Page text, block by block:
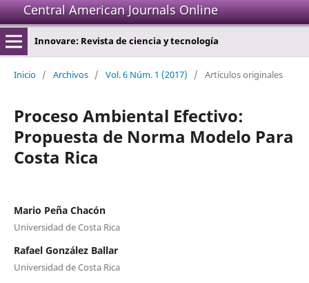
Central American Journals Online
Innovare: Revista de ciencia y tecnología
Inicio / Archivos / Vol. 6 Núm. 1 (2017) / Artículos originales
Proceso Ambiental Efectivo:
Propuesta de Norma Modelo Para
Costa Rica
Mario Peña Chacón
Universidad de Costa Rica
Rafael González Ballar
Universidad de Costa Rica